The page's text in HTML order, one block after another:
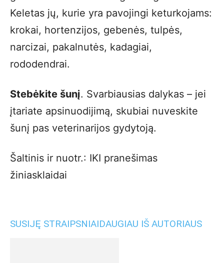
Keletas jų, kurie yra pavojingi keturkojams:
krokai, hortenzijos, gebenės, tulpės,
narcizai, pakalnutės, kadagiai,
rododendrai.
Stebėkite šunį. Svarbiausias dalykas – jei
įtariate apsinuodijimą, skubiai nuveskite
šunį pas veterinarijos gydytoją.
Šaltinis ir nuotr.: IKI pranešimas
žiniasklaidai
SUSIJĘ STRAIPSNIAIDAUGIAU IŠ AUTORIAUS